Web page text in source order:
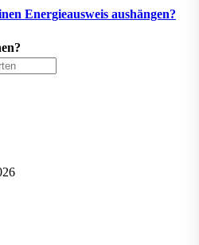
Energieausweis aushängen?